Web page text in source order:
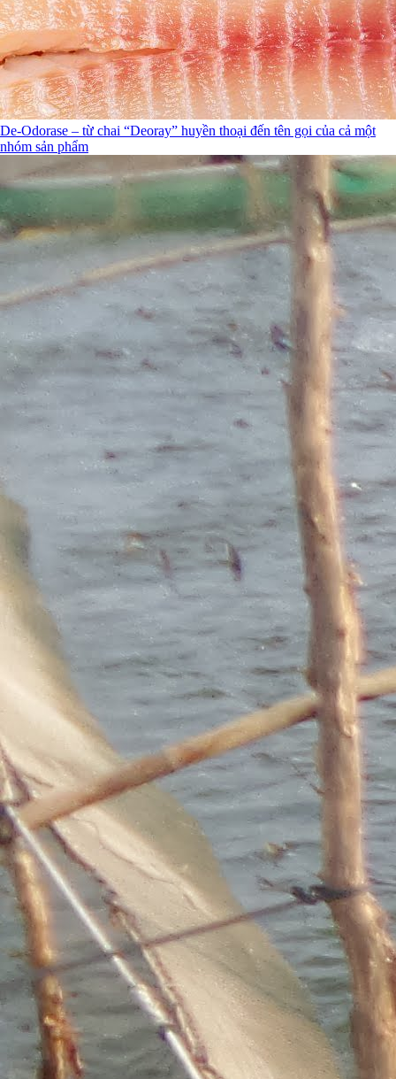
De-Odorase – từ chai “Deoray” huyền thoại đến tên gọi của cả một
nhóm sản phẩm